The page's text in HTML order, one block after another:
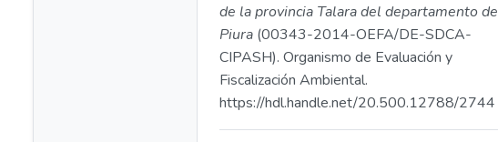
de la provincia Talara del departamento de
Piura (00343-2014-OEFA/DE-SDCA-
CIPASH). Organismo de Evaluación y
Fiscalización Ambiental.
https://hdl.handle.net/20.500.12788/2744